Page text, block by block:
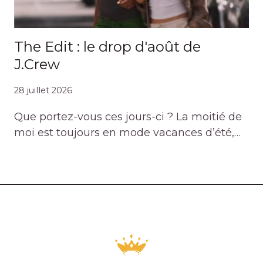
The Edit : le drop d'août de
J.Crew
28 juillet 2026
Que portez-vous ces jours-ci ? La moitié de
moi est toujours en mode vacances d’été,…